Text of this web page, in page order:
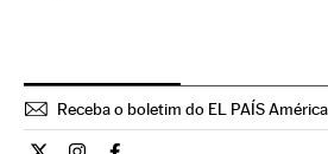
Receba o boletim do EL PAÍS América.